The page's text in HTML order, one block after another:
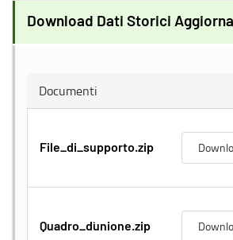
Documenti
File_di_supporto.zip
Quadro_d`unione.zip